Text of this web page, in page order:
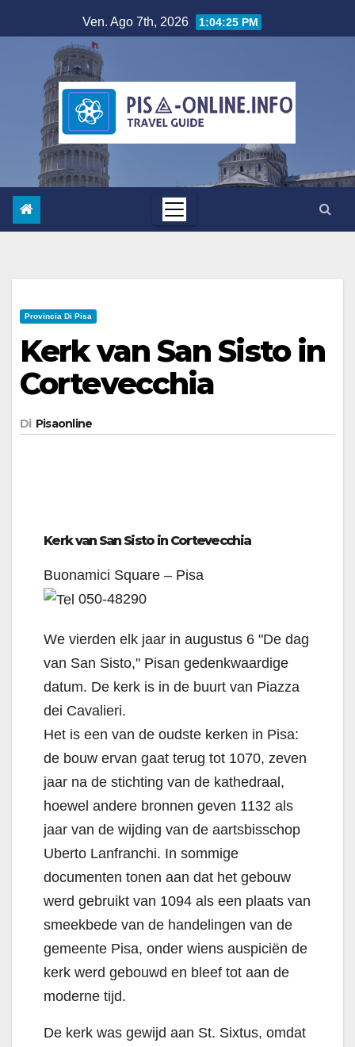
al
contenuto
Ven. Ago 7th, 2026 1:04:26 PM
Provincia Di Pisa
Kerk van San Sisto in
Cortevecchia
Di Pisaonline
Kerk van San Sisto in Cortevecchia
Buonamici Square – Pisa
050-48290
We vierden elk jaar in augustus 6 "De dag
van San Sisto," Pisan gedenkwaardige
datum. De kerk is in de buurt van Piazza
dei Cavalieri.
Het is een van de oudste kerken in Pisa:
de bouw ervan gaat terug tot 1070, zeven
jaar na de stichting van de kathedraal,
hoewel andere bronnen geven 1132 als
jaar van de wijding van de aartsbisschop
Uberto Lanfranchi. In sommige
documenten tonen aan dat het gebouw
werd gebruikt van 1094 als een plaats van
smeekbede van de handelingen van de
gemeente Pisa, onder wiens auspiciën de
kerk werd gebouwd en bleef tot aan de
moderne tijd.
De kerk was gewijd aan St. Sixtus, omdat